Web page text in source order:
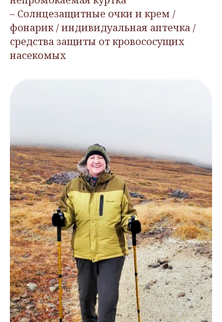
– Солнцезащитные очки и крем /
фонарик / индивидуальная аптечка /
средства защиты от кровососущих
насекомых